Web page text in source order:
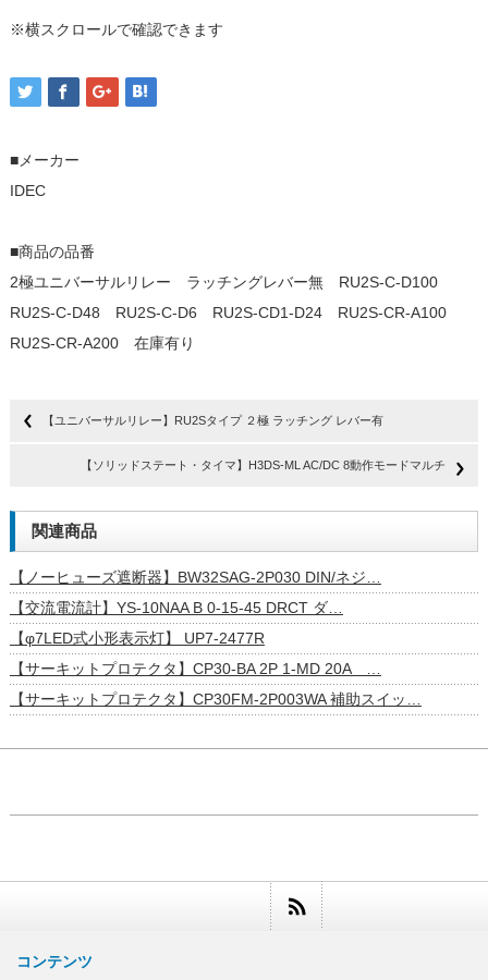
※横スクロールで確認できます
■メーカー
IDEC
■商品の品番
2極ユニバーサルリレー ラッチングレバー無 RU2S-C-D100
RU2S-C-D48 RU2S-C-D6 RU2S-CD1-D24 RU2S-CR-A100
RU2S-CR-A200 在庫有り
【ユニバーサルリレー】RU2Sタイプ ２極 ラッチング レバー有
【ソリッドステート・タイマ】H3DS-ML AC/DC 8動作モードマルチ
関連商品
【ノーヒューズ遮断器】BW32SAG-2P030 DIN/ネジ…
【交流電流計】YS-10NAA B 0-15-45 DRCT ダ…
【φ7LED式小形表示灯】 UP7-2477R
【サーキットプロテクタ】CP30-BA 2P 1-MD 20A …
【サーキットプロテクタ】CP30FM-2P003WA 補助スイッ…
コンテンツ